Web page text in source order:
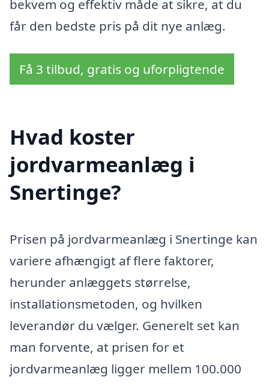
bekvem og effektiv måde at sikre, at du
får den bedste pris på dit nye anlæg.
Få 3 tilbud, gratis og uforpligtende
Hvad koster
jordvarmeanlæg i
Snertinge?
Prisen på jordvarmeanlæg i Snertinge kan
variere afhængigt af flere faktorer,
herunder anlæggets størrelse,
installationsmetoden, og hvilken
leverandør du vælger. Generelt set kan
man forvente, at prisen for et
jordvarmeanlæg ligger mellem 100.000